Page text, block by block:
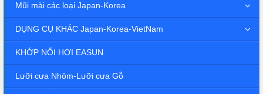
Mũi mài các loại Japan-Korea
DỤNG CỤ KHÁC Japan-Korea-VietNam
KHỚP NỐI HƠI EASUN
Lưỡi cưa Nhôm-Lưỡi cưa Gỗ